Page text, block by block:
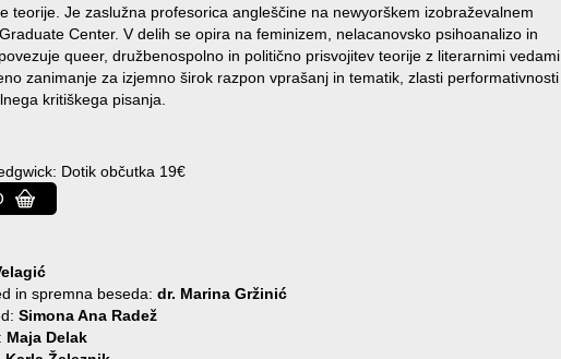
teorije. Je zaslužna profesorica angleščine na newyorškem izobraževalnem
Center. V delih se opira na feminizem, nelacanovsko psihoanalizo in
queer, družbenospolno in politično prisvojitev teorije z literarnimi vedami,
zanimanje za izjemno širok razpon vprašanj in tematik, zlasti performativnosti
kritiškega pisanja.
Dotik občutka 19€
in spremna beseda: dr. Marina Gržinić
Simona Ana Radež
Maja Delak